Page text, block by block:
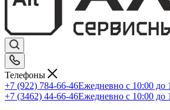
Телефоны
+7 (922) 784-66-46Ежедневно с 10:00 до
+7 (3462) 44-66-46Ежедневно с 10:00 до